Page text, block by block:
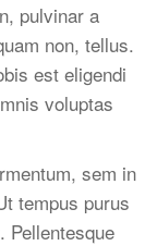
pulvinar a
non, tellus.
est eligendi
voluptas
sem in
tempus purus
Pellentesque